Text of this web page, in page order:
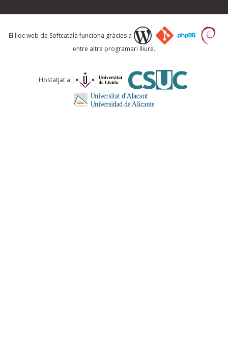
Què proposeu?
Comentari *
El lloc web de Softcatalà funciona gràcies a
entre altre programari lliure.
Hostatjat a: